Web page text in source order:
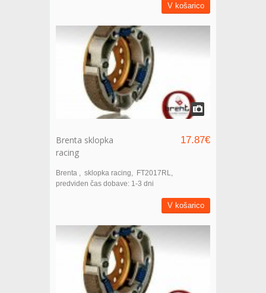
V košarico
Brenta sklopka
racing
17.87€
Brenta sklopka racing
FT2017RL
predviden čas dobave: 1-3 dni
V košarico